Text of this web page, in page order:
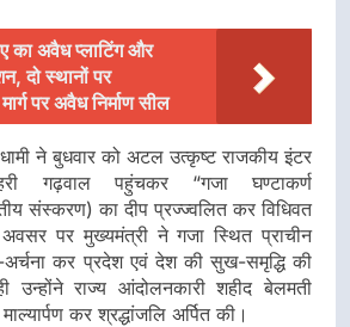
का अवैध प्लाटिंग और
दो स्थानों पर
पर अवैध निर्माण सील
ने बुधवार को अटल उत्कृष्ट राजकीय इंटर
गढ़वाल पहुंचकर “गजा घण्टाकर्ण
संस्करण) का दीप प्रज्ज्वलित कर विधिवत
पर मुख्यमंत्री ने गजा स्थित प्राचीन
अर्चना कर प्रदेश एवं देश की सुख-समृद्धि की
उन्होंने राज्य आंदोलनकारी शहीद बेलमती
कर श्रद्धांजलि अर्पित की।